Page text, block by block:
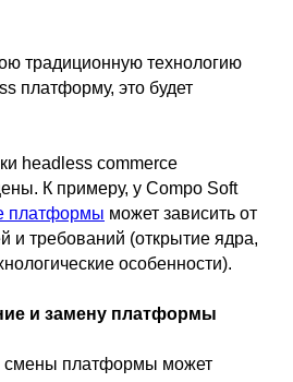
традиционную технологию
платформу, это будет
headless commerce
К примеру, у Compo Soft
платформы может зависить от
и требований (открытие ядра,
особенности).
и замену платформы
смены платформы может